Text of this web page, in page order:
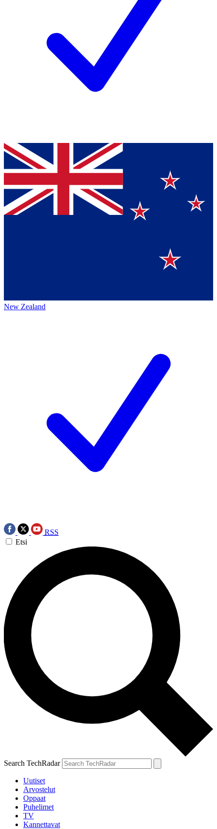
New Zealand
RSS
Etsi
Search TechRadar
Uutiset
Arvostelut
Oppaat
Puhelimet
TV
Kannettavat